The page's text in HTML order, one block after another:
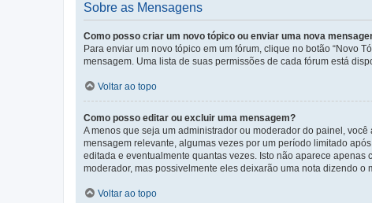
Sobre as Mensagens
Como posso criar um novo tópico ou enviar uma nova
Para enviar um novo tópico em um fórum, clique no botão “Novo
mensagem. Uma lista de suas permissões de cada fórum está
Voltar ao topo
Como posso editar ou excluir uma mensagem?
A menos que seja um administrador ou moderador do painel,
mensagem relevante, algumas vezes por um período limitado
editada e eventualmente quantas vezes. Isto não aparece
moderador, mas possivelmente eles deixarão uma nota dizendo
Voltar ao topo